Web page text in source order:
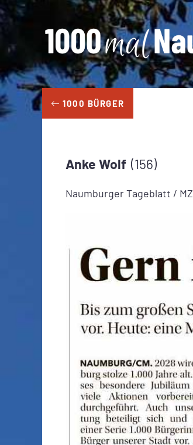
Zum
Inhalt
1000 BÜRGER
Anke Wolf 156
Naumburger Tageblatt / MZ